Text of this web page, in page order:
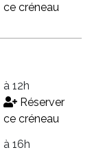
ce créneau
à 12h
Réserver
ce créneau
à 16h